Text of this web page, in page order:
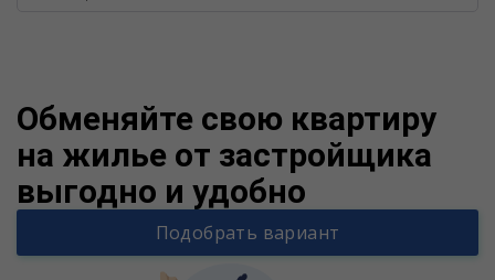
Обменяйте свою квартиру
на жилье от застройщика
выгодно и удобно
Подобрать вариант